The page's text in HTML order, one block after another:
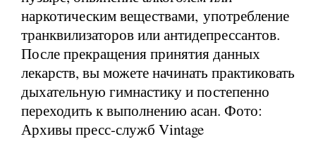
наркотическим веществами, употребление
транквилизаторов или антидепрессантов.
После прекращения принятия данных
лекарств, вы можете начинать практиковать
дыхательную гимнастику и постепенно
переходить к выполнению асан. Фото:
Архивы пресс-служб Vintage